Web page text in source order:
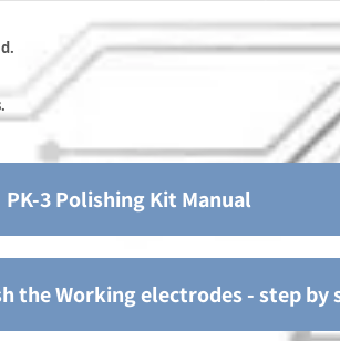
PK-3 Polishing Kit Manual
the Working electrodes - step by